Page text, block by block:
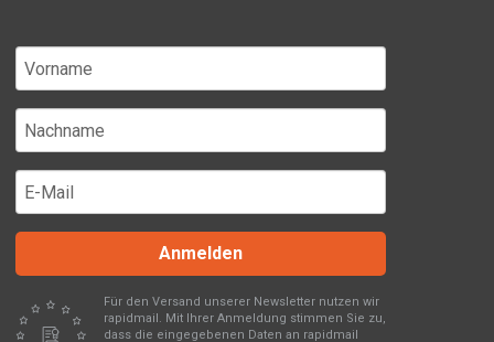
Anmelden
Für den Versand unserer Newsletter nutzen wir
rapidmail. Mit Ihrer Anmeldung stimmen Sie zu,
dass die eingegebenen Daten an rapidmail